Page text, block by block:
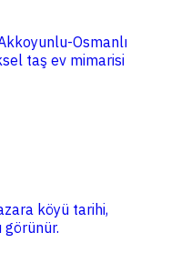
Osmanlı
taş ev mimarisi
köyü tarihi,
görünür.